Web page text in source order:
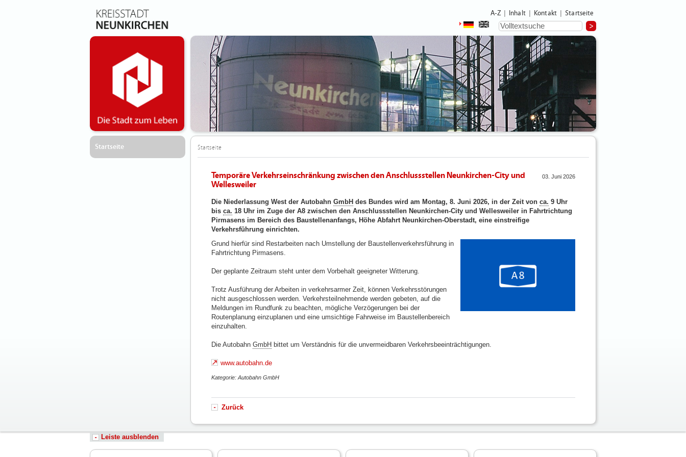
A-Z Inhalt Kontakt Startseite
Startseite Startseite
03. Juni 2026
Temporäre Verkehrseinschränkung zwischen den Anschlussstellen Neunkirchen-City und
Wellesweiler
Die Niederlassung West der Autobahn GmbH des Bundes wird am Montag, 8. Juni 2026, in der Zeit von ca. 9 Uhr
bis ca. 18 Uhr im Zuge der A8 zwischen den Anschlussstellen Neunkirchen-City und Wellesweiler in Fahrtrichtung
Pirmasens im Bereich des Baustellenanfangs, Höhe Abfahrt Neunkirchen-Oberstadt, eine einstreifige
Verkehrsführung einrichten.
Grund hierfür sind Restarbeiten nach Umstellung der Baustellenverkehrsführung in
Fahrtrichtung Pirmasens.
Der geplante Zeitraum steht unter dem Vorbehalt geeigneter Witterung.
Trotz Ausführung der Arbeiten in verkehrsarmer Zeit, können Verkehrsstörungen
nicht ausgeschlossen werden. Verkehrsteilnehmende werden gebeten, auf die
Meldungen im Rundfunk zu beachten, mögliche Verzögerungen bei der
Routenplanung einzuplanen und eine umsichtige Fahrweise im Baustellenbereich
einzuhalten.
Die Autobahn GmbH bittet um Verständnis für die unvermeidbaren Verkehrsbeeinträchtigungen.
www.autobahn.de
Kategorie: Autobahn GmbH
Zurück
Leiste ausblenden